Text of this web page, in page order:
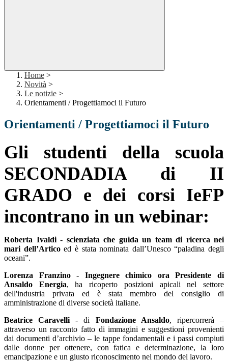
Home >
Novità >
Le notizie >
Orientamenti / Progettiamoci il Futuro
Orientamenti / Progettiamoci il Futuro
Gli studenti della scuola
SECONDADIA di II
GRADO e dei corsi IeFP
incontrano in un webinar:
Roberta Ivaldi- scienziata che guida un team di ricerca nei
mari dell’Articoed è stata nominata dall’Unesco “paladina degli
oceani”.
Lorenza Franzino- Ingegnere chimico ora Presidente di
Ansaldo Energia, ha ricoperto posizioni apicali nel settore
dell'industria privata ed è stata membro del consiglio di
amministrazione di diverse società italiane.
Beatrice Caravelli - di Fondazione Ansaldo, ripercorrerà –
attraverso un racconto fatto di immagini e suggestioni provenienti
dai documenti d’archivio – le tappe fondamentali e i passi compiuti
dalle donne per ottenere, con fatica e determinazione, la loro
emancipazione e un giusto riconoscimento nel mondo del lavoro.